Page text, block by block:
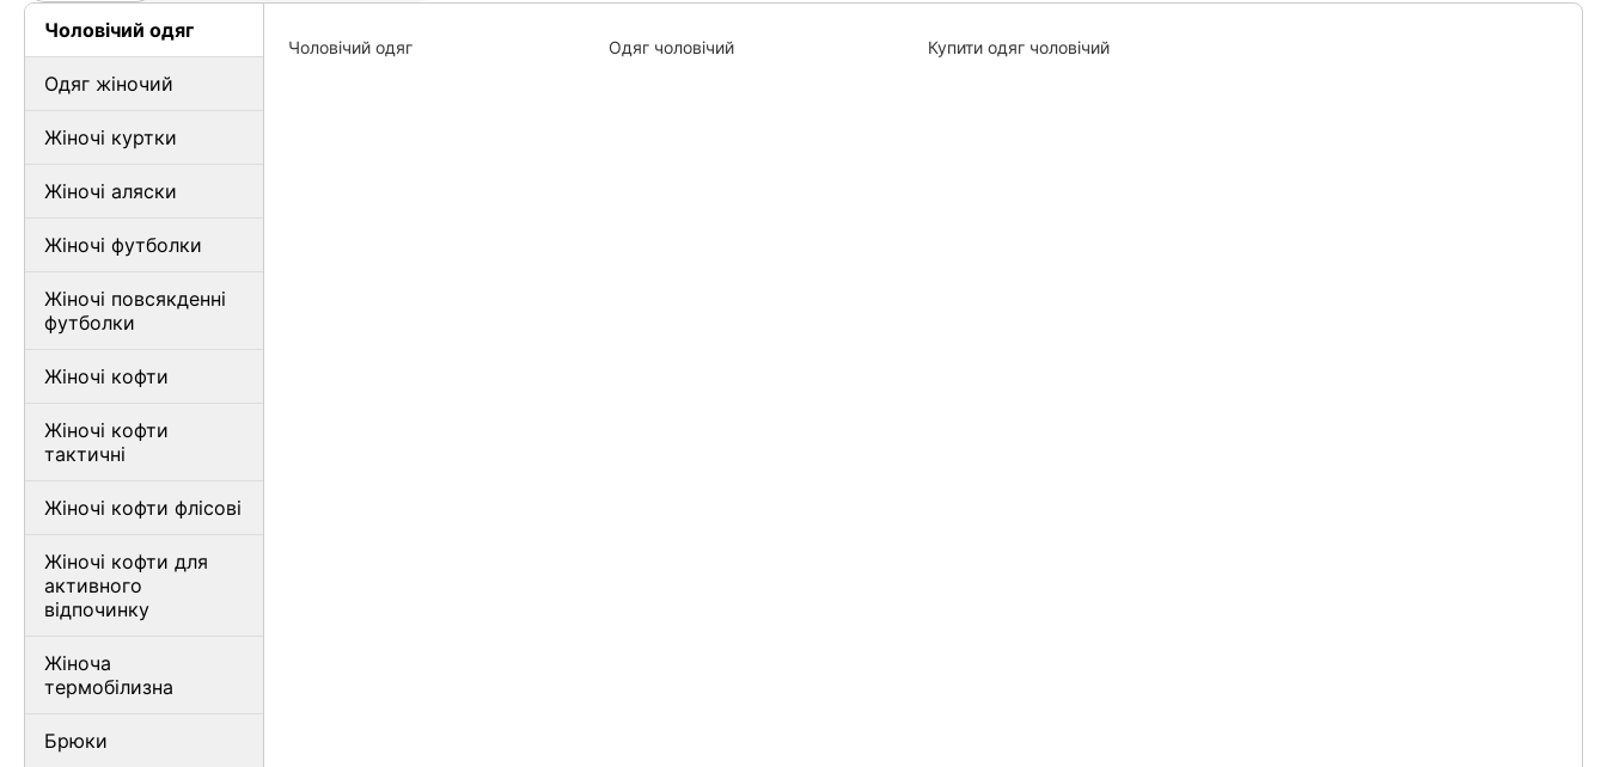
Чоловічий одяг
Одяг жіночий
Жіночі куртки
Жіночі аляски
Жіночі футболки
Жіночі повсякденні
футболки
Жіночі кофти
Жіночі кофти
тактичні
Жіночі кофти флісові
Жіночі кофти для
активного
відпочинку
Жіноча
термобілизна
Брюки
Чоловічий одяг Одяг чоловічий Купити одяг чоловічий